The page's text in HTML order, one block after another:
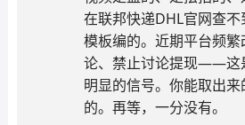
在联邦快递DHL官网查
模板编的。近期平台频
论、禁止讨论提现——这
明显的信号。你能取出
的。再等，一分没有。